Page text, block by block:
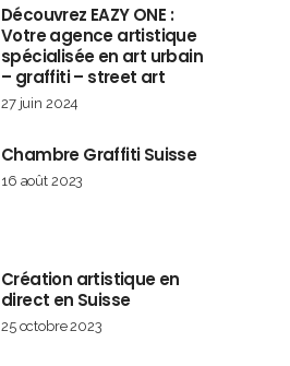
Découvrez EAZY ONE :
Votre agence artistique
spécialisée en art urbain
– graffiti – street art
27 juin 2024
Chambre Graffiti Suisse
16 août 2023
Création artistique en
direct en Suisse
25 octobre 2023